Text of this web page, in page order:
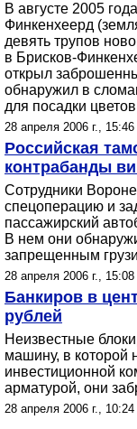
В августе 2005
Финкенхеерд
девять трупов
в Брисков-
открыл
обнаружил в
для посадки
28 апреля 2006 г., 15:46
Российская
контрабанды
Сотрудники
спецоперацию и
пассажирский
В нем они
запрещенным
28 апреля 2006 г., 15:08
Банкиров в
рублей
Неизвестные
машину, в которой
инвестиционной
арматурой, они
28 апреля 2006 г., 10:24